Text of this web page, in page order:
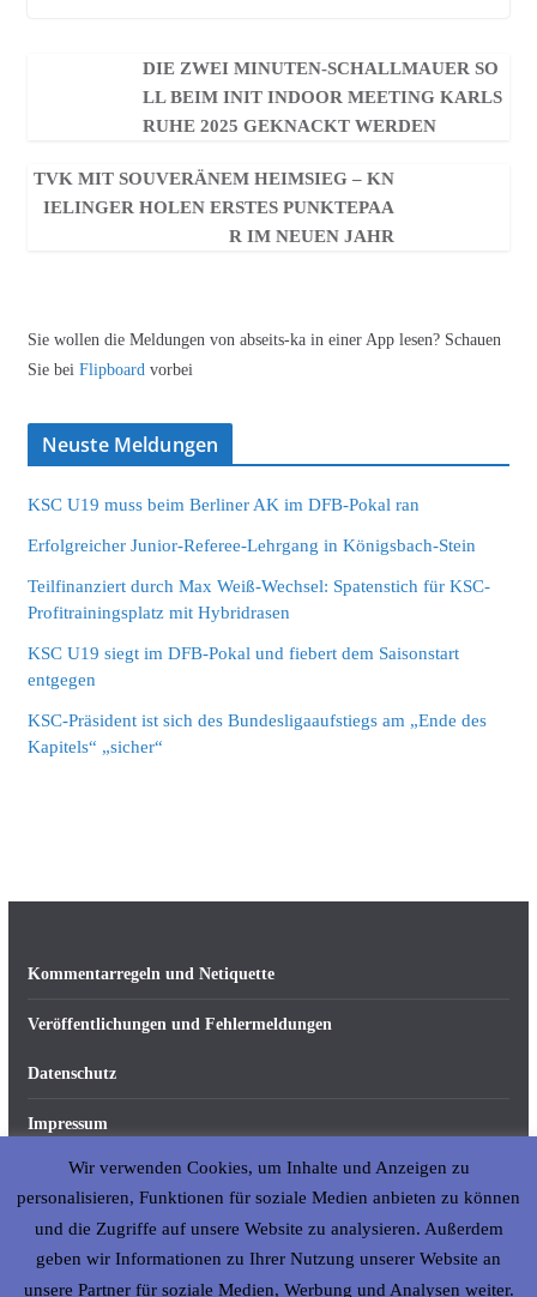
DIE ZWEI MINUTEN-SCHALLMAUER SO
LL BEIM INIT INDOOR MEETING KARLS
RUHE 2025 GEKNACKT WERDEN
TVK MIT SOUVERÄNEM HEIMSIEG – KN
IELINGER HOLEN ERSTES PUNKTEPAA
R IM NEUEN JAHR
Sie wollen die Meldungen von abseits-ka in einer App lesen? Schauen
Sie bei Flipboard vorbei
Neuste Meldungen
KSC U19 muss beim Berliner AK im DFB-Pokal ran
Erfolgreicher Junior-Referee-Lehrgang in Königsbach-Stein
Teilfinanziert durch Max Weiß-Wechsel: Spatenstich für KSC-
Profitrainingsplatz mit Hybridrasen
KSC U19 siegt im DFB-Pokal und fiebert dem Saisonstart
entgegen
KSC-Präsident ist sich des Bundesligaaufstiegs am „Ende des
Kapitels“ „sicher“
Kommentarregeln und Netiquette
Veröffentlichungen und Fehlermeldungen
Datenschutz
Impressum
Über abseits-ka.de
Copyright © 2026abseits-ka. All rights reserved.
Wir verwenden Cookies, um Inhalte und Anzeigen zu
personalisieren, Funktionen für soziale Medien anbieten zu können
und die Zugriffe auf unsere Website zu analysieren. Außerdem
geben wir Informationen zu Ihrer Nutzung unserer Website an
unsere Partner für soziale Medien, Werbung und Analysen weiter.